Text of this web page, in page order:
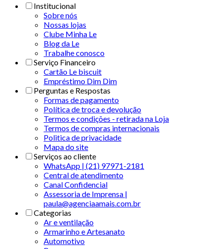
Institucional
Sobre nós
Nossas lojas
Clube Minha Le
Blog da Le
Trabalhe conosco
Serviço Financeiro
Cartão Le biscuit
Empréstimo Dim Dim
Perguntas e Respostas
Formas de pagamento
Política de troca e devolução
Termos e condições - retirada na Loja
Termos de compras internacionais
Politica de privacidade
Mapa do site
Serviços ao cliente
WhatsApp | (21) 97971-2181
Central de atendimento
Canal Confidencial
Assessoria de Imprensa |
paula@agenciaamais.com.br
Categorias
Ar e ventilação
Armarinho e Artesanato
Automotivo